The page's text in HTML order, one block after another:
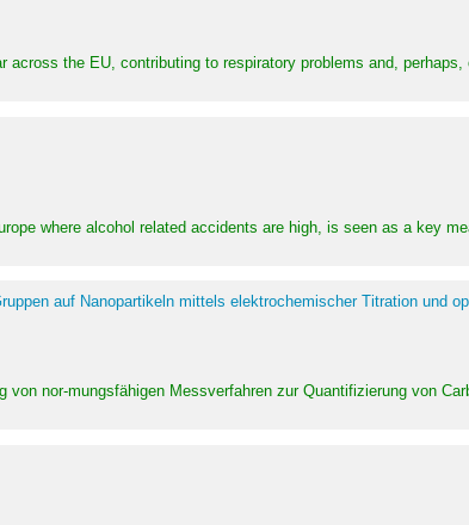
the EU, contributing to respiratory problems and,
where alcohol related accidents are high, is seen as a key
auf Nanopartikeln mittels elektrochemischer Titration und
nor-mungsfähigen Messverfahren zur Quantifizierung von